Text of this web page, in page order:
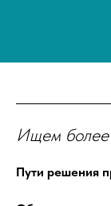
Ищем более
Пути решения